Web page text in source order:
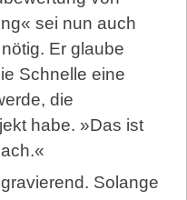
sei nun auch
Er glaube
Schnelle eine
die
habe. »Das ist
Solange